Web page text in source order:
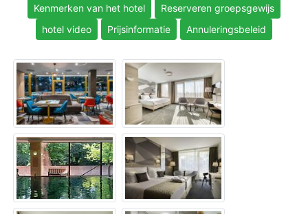
Kenmerken van het hotel
Reserveren groepsgewijs
hotel video
Prijsinformatie Annuleringsbeleid